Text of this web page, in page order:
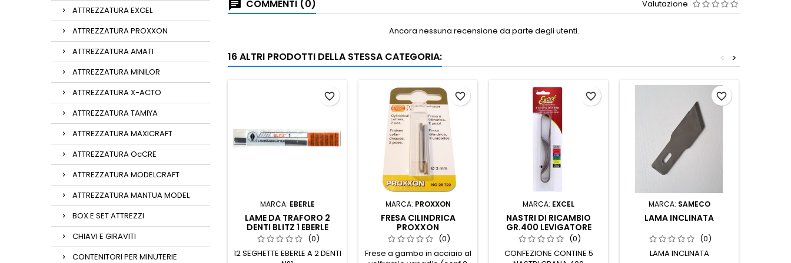
ATTREZZATURA EXCEL
ATTREZZATURA PROXXON
ATTREZZATURA AMATI
ATTREZZATURA MINILOR
ATTREZZATURA X-ACTO
ATTREZZATURA TAMIYA
ATTREZZATURA MAXICRAFT
ATTREZZATURA OcCRE
ATTREZZATURA MODELCRAFT
ATTREZZATURA MANTUA MODEL
BOX E SET ATTREZZI
CHIAVI E GIRAVITI
CONTENITORI PER MINUTERIE
COMMENTI (0) Valutazione
Ancora nessuna recensione da parte degli utenti.
16 ALTRI PRODOTTI DELLA STESSA CATEGORIA: >
<
MARCA: EBERLE
LAME DA TRAFORO 2
DENTI BLITZ 1 EBERLE
(0)
12 SEGHETTE EBERLE A 2 DENTI
favorite_border
MARCA: PROXXON
FRESA CILINDRICA
PROXXON
(0)
Frese a gambo in acciaio al
favorite_border
MARCA: EXCEL
NASTRI DI RICAMBIO
GR.400 LEVIGATORE
EXCEL
(0)
CONFEZIONE CONTINE 5
favorite_border
MARCA: SAMECO
LAMA INCLINATA
(0)
LAMA INCLINATA
favorite_border